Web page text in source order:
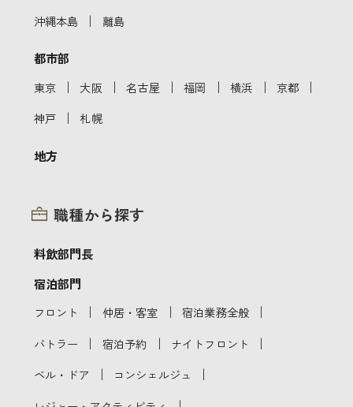
沖縄本島 ｜ 離島
都市部
東京 ｜ 大阪 ｜ 名古屋 ｜ 福岡 ｜ 横浜 ｜ 京都 ｜
神戸 ｜ 札幌
地方
職種から探す
料飲部門長
宿泊部門
フロント ｜ 仲居・客室 ｜ 宿泊業務全般 ｜
バトラー ｜ 宿泊予約 ｜ ナイトフロント ｜
ベル・ドア ｜ コンシェルジュ ｜